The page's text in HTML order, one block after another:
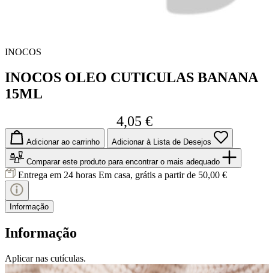
INOCOS
INOCOS OLEO CUTICULAS BANANA
15ML
4,05 €
Adicionar ao carrinho Adicionar à Lista de Desejos
Comparar este produto para encontrar o mais adequado
Entrega em 24 horas Em casa, grátis a partir de 50,00 €
Informação
Informação
Aplicar nas cutículas.